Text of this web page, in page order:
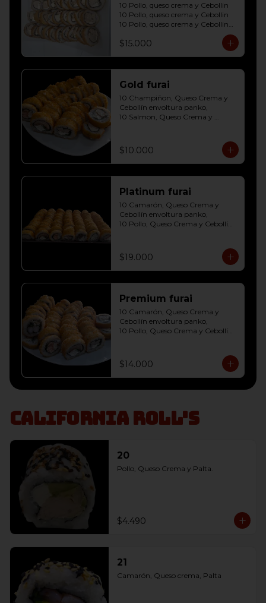
10 Pollo, queso crema y Cebollin
10 Pollo, queso crema y Cebollin
10 Pollo, queso crema y Cebollin
10 Pollo, queso crema y Cebollin
$15.000
Gold furai
10 Champiñon, Queso Crema y
Cebollín envoltura panko,
10 Salmon, Queso Crema y
envoltura panko
$10.000
Platinum furai
10 Camarón, Queso Crema y
Cebollín envoltura panko,
10 Pollo, Queso Crema y Cebollín
Cebollín envoltura panko,
10 Salmon, Queso Crema y
Cebollín envoltura panko,
10 Carne, Queso Crema y Cebollín
10 Palmito, Queso Crema y
Cebollín envoltura panko,
10 Kanikama, Queso Crema y
Cebollín envoltura panko
$19.000
Premium furai
10 Camarón, Queso Crema y
Cebollín envoltura panko,
10 Pollo, Queso Crema y Cebollín
Cebollín envoltura panko,
10 Salmon, Queso Crema y
Cebollín envoltura panko
$14.000
California Roll's
20
Pollo, Queso Crema y Palta.
$4.490
21
Camarón, Queso crema, Palta